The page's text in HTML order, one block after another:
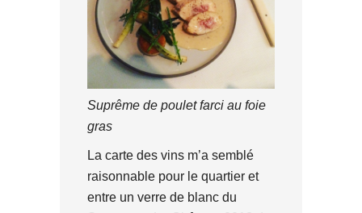
Suprême de poulet farci au foie
gras
La carte des vins m’a semblé
raisonnable pour le quartier et
entre un verre de blanc du